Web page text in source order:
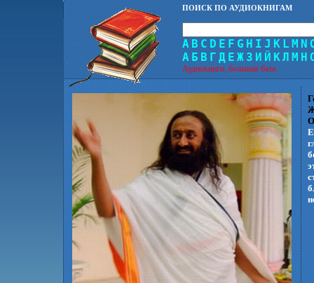
ПОИСК ПО АУДИОКНИГАМ
A B C D E F G H I J K L M N
А Б В Г Д Е Ж З И Й КЛ М Н
Аудиокниги, большая база.